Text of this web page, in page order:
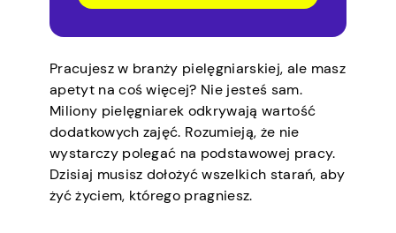
Pracujesz w branży pielęgniarskiej, ale masz
apetyt na coś więcej? Nie jesteś sam.
Miliony pielęgniarek odkrywają wartość
dodatkowych zajęć. Rozumieją, że nie
wystarczy polegać na podstawowej pracy.
Dzisiaj musisz dołożyć wszelkich starań, aby
żyć życiem, którego pragniesz.